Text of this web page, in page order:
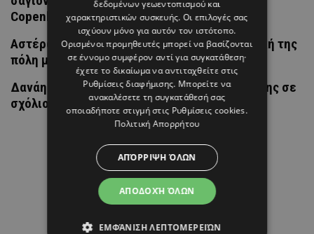
Copenhagen Fashion Week
Αστέρω Κυπριανού: Επέστρεψε στη φοιτητική της
πόλη μαζί με τον Λούη Πατσαλίδη
Δανάη Μπάρκα: Η αποστομωτική απάντησή της σε
σχόλιο για πλαστική επέμβαση
δεδομένων γεωεντοπισμού και
χαρακτηριστικών συσκευής. Οι επιλογές σας
ισχύουν μόνο για αυτόν τον ιστότοπο.
Ορισμένοι προμηθευτές μπορεί να βασίζονται
σε έννομο συμφέρον αντί για συγκατάθεση·
έχετε το δικαίωμα να αντιταχθείτε στις
Ρυθμίσεις διαφήμισης. Μπορείτε να
ανακαλέσετε τη συγκατάθεσή σας
οποιαδήποτε στιγμή στις Ρυθμίσεις cookies.
Πολιτική Απορρήτου
ΑΠΟΔΟΧΉ ΌΛΩΝ
ΑΠΌΡΡΙΨΗ ΌΛΩΝ
ΕΜΦΆΝΙΣΗ ΛΕΠΤΟΜΕΡΕΙΏΝ